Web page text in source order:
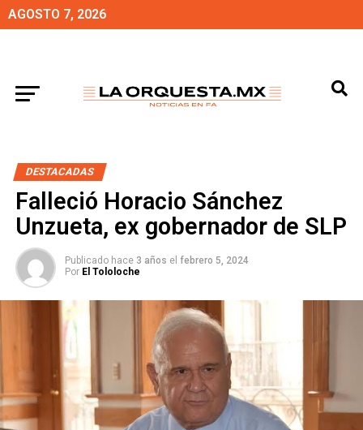
AGOSTO 7, 2026
DESTACADAS
Falleció Horacio Sánchez
Unzueta, ex gobernador de SLP
Publicado hace 3 años el febrero 5, 2024
Por El Tololoche